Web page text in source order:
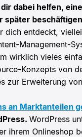
dabei helfen,
später
dich entdeckt,
Management-
wirklich vieles
Konzepts von
zur Erweiterung
an Marktanteilen
WordPress
ihrem Onlineshop